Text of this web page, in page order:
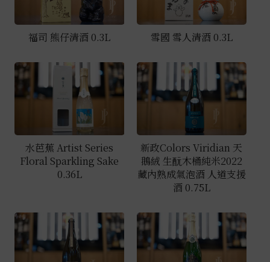
福司 熊仔清酒 0.3L 雪國 雪人清酒 0.3L
水芭蕉 Artist Series
Floral Sparkling Sake
0.36L
新政Colors Viridian 天
鵝絨 生酛木桶純米2022
藏內熟成氣泡酒 人道支援
酒 0.75L